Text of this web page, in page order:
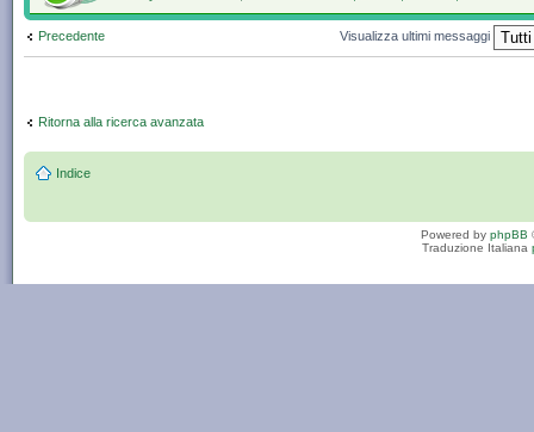
Precedente Visualizza ultimi messaggi
Ritorna alla ricerca avanzata
Indice
Powered by phpBB
Traduzione Italiana